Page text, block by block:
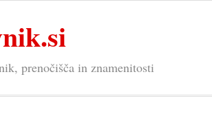
prenočišča in znamenitosti